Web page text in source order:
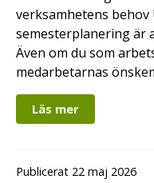
verksamhetens
semesterplanering är
Även om du som
medarbetarnas
Läs mer
Publicerat 22 maj 2026